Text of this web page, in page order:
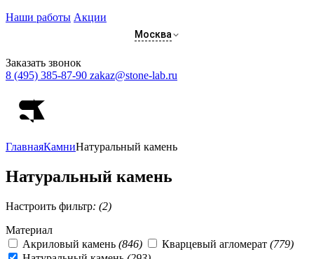
Наши работы Акции
Москва
Заказать звонок
8 (495) 385-87-90 zakaz@stone-lab.ru
ГлавнаяКамниНатуральный камень
Натуральный камень
Настроить фильтр: (2)
Материал
Акриловый камень (846) Кварцевый агломерат (779)